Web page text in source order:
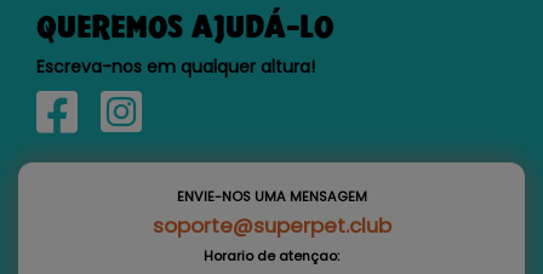
QUEREMOS AJUDÁ-LO
Escreva-nos em qualquer altura!
ENVIE-NOS UMA MENSAGEM
soporte@superpet.club
Horario de atençao: